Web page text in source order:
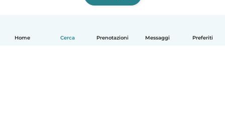
Home Cerca Prenotazioni Messaggi Preferiti